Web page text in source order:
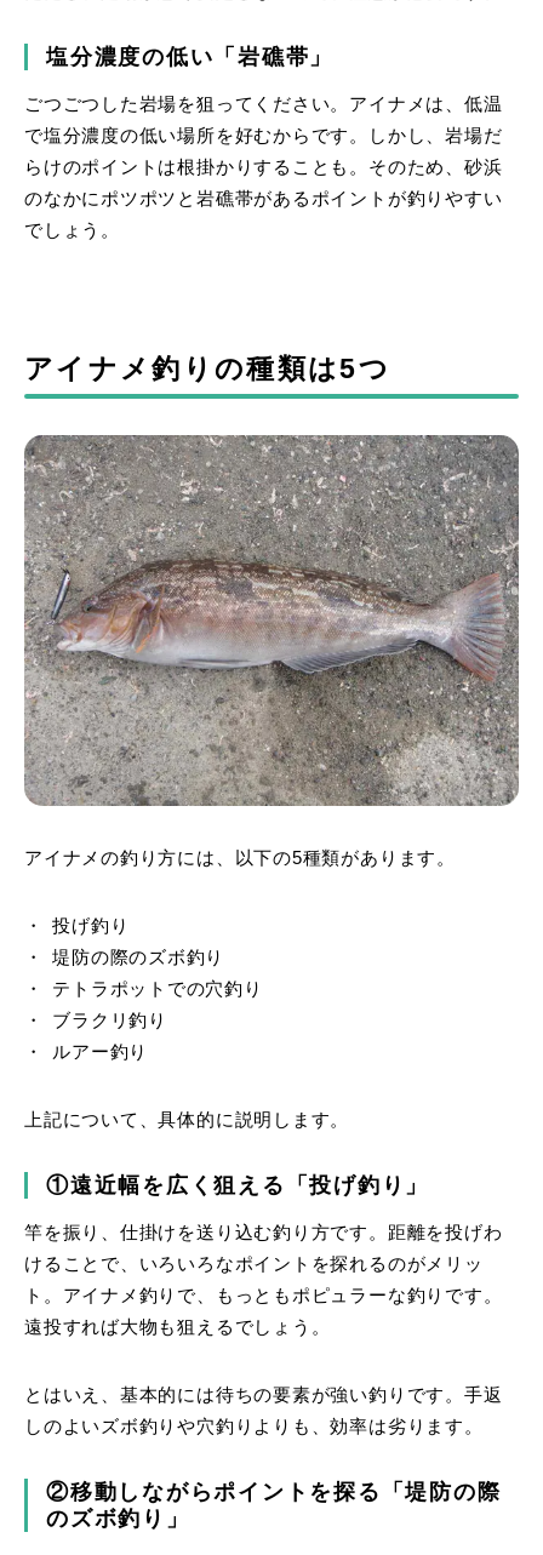
塩分濃度の低い「岩礁帯」
ごつごつした岩場を狙ってください。アイナメは、低温
で塩分濃度の低い場所を好むからです。しかし、岩場だ
らけのポイントは根掛かりすることも。そのため、砂浜
のなかにポツポツと岩礁帯があるポイントが釣りやすい
でしょう。
アイナメ釣りの種類は5つ
アイナメの釣り方には、以下の5種類があります。
投げ釣り
堤防の際のズボ釣り
テトラポットでの穴釣り
ブラクリ釣り
ルアー釣り
上記について、具体的に説明します。
①遠近幅を広く狙える「投げ釣り」
竿を振り、仕掛けを送り込む釣り方です。距離を投げわ
けることで、いろいろなポイントを探れるのがメリッ
ト。アイナメ釣りで、もっともポピュラーな釣りです。
遠投すれば大物も狙えるでしょう。
とはいえ、基本的には待ちの要素が強い釣りです。手返
しのよいズボ釣りや穴釣りよりも、効率は劣ります。
②移動しながらポイントを探る「堤防の際
のズボ釣り」